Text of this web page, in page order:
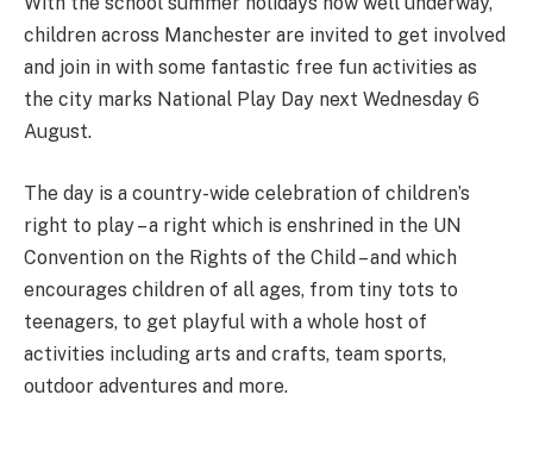
children across Manchester are invited to get involved
and join in with some fantastic free fun activities as
the city marks National Play Day next Wednesday 6
August.
The day is a country-wide celebration of children’s
right to play – a right which is enshrined in the UN
Convention on the Rights of the Child – and which
encourages children of all ages, from tiny tots to
teenagers, to get playful with a whole host of
activities including arts and crafts, team sports,
outdoor adventures and more.